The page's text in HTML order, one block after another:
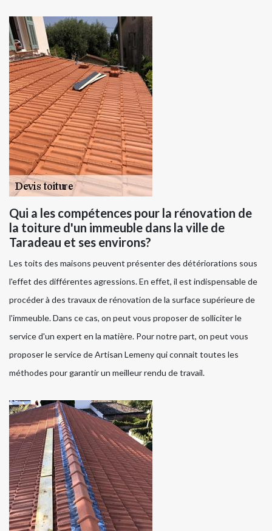
Qui a les compétences pour la rénovation de
la toiture d'un immeuble dans la ville de
Taradeau et ses environs?
Les toits des maisons peuvent présenter des détériorations sous
l'effet des différentes agressions. En effet, il est indispensable de
procéder à des travaux de rénovation de la surface supérieure de
l'immeuble. Dans ce cas, on peut vous proposer de solliciter le
service d'un expert en la matière. Pour notre part, on peut vous
proposer le service de Artisan Lemeny qui connait toutes les
méthodes pour garantir un meilleur rendu de travail.